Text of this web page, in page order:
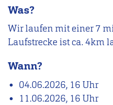
Was?
Wir laufen mit einer 7
Laufstrecke ist ca. 4km
Wann?
04.06.2026, 16 Uhr
11.06.2026, 16 Uhr